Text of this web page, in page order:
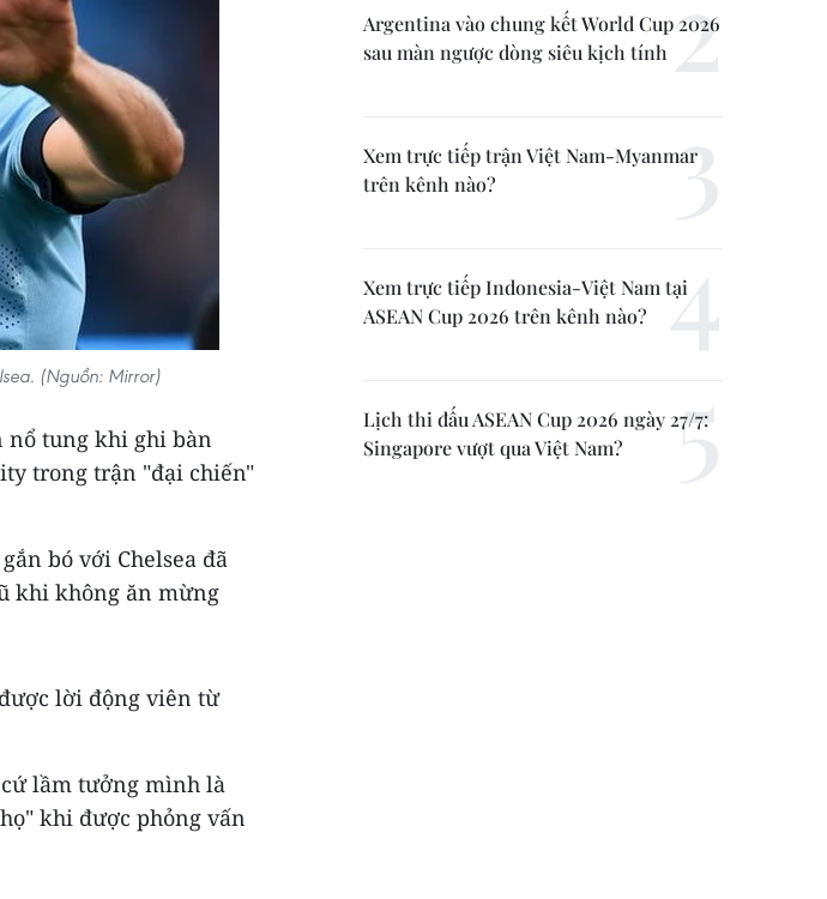
(Nguồn: Mirror)
nổ tung khi ghi bàn
trong trận "đại chiến"
bó với Chelsea đã
khi không ăn mừng
lời động viên từ
lầm tưởng mình là
khi được phỏng vấn
Argentina vào chung kết World Cup 2026
sau màn ngược dòng siêu kịch tính
Xem trực tiếp trận Việt Nam-Myanmar
trên kênh nào?
Xem trực tiếp Indonesia-Việt Nam tại
ASEAN Cup 2026 trên kênh nào?
Lịch thi đấu ASEAN Cup 2026 ngày 27/7:
Singapore vượt qua Việt Nam?